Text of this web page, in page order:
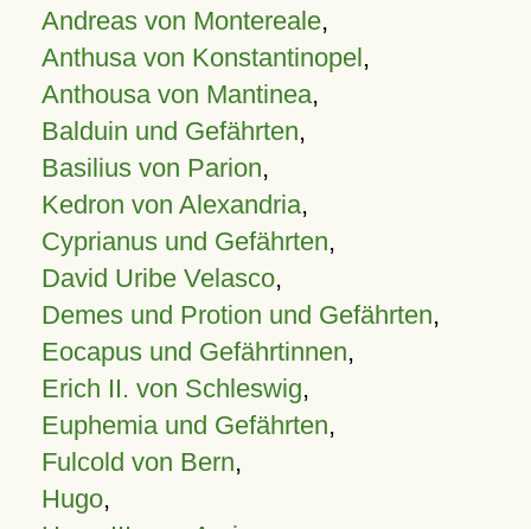
Andreas von Montereale,
Anthusa von Konstantinopel,
Anthousa von Mantinea,
Balduin und Gefährten,
Basilius von Parion,
Kedron von Alexandria,
Cyprianus und Gefährten,
David Uribe Velasco,
Demes und Protion und Gefährten,
Eocapus und Gefährtinnen,
Erich II. von Schleswig,
Euphemia und Gefährten,
Fulcold von Bern,
Hugo,